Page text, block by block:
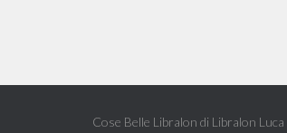
Cose Belle Libralon di Libralon Luca